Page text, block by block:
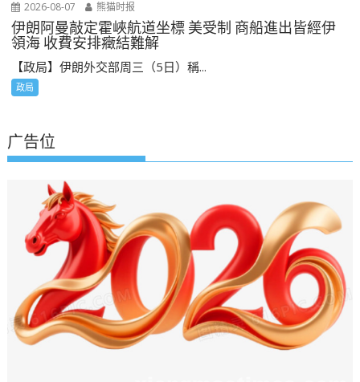
2026-08-07 熊猫时报
伊朗阿曼敲定霍峽航道坐標 美受制 商船進出皆經伊
領海 收費安排癥結難解
【政局】伊朗外交部周三（5日）稱...
政局
广告位